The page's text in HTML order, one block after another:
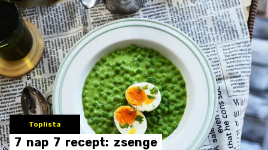
Toplista
7 nap 7 recept: zsenge